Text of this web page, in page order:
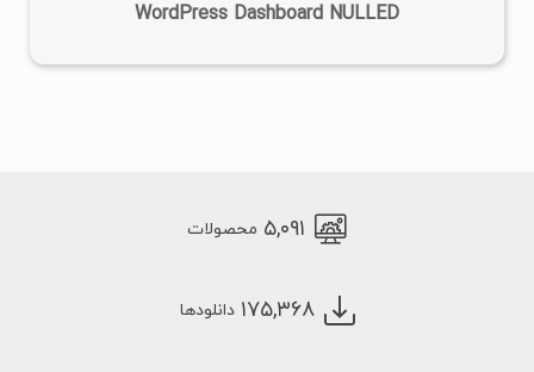
WordPress Dashboard NULLED
۵,۰۹۱ محصولات
۱۷۵,۳۶۸ دانلودها